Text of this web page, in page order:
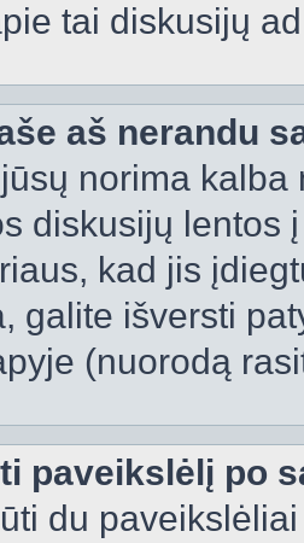
tai diskusijų
aš nerandu
norima
diskusijų lentos
kad jis
galite išversti
(nuorodą
paveikslėlį po
du